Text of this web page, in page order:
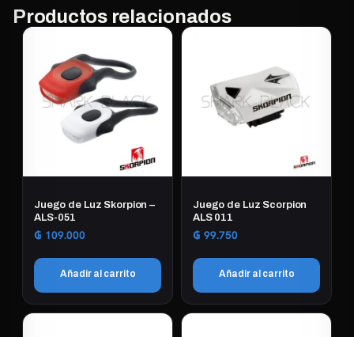
Productos relacionados
Juego de Luz Skorpion –
ALS-051
₲ 109.000
Añadir al carrito
Juego de Luz Scorpion
ALS 011
₲ 99.750
Añadir al carrito